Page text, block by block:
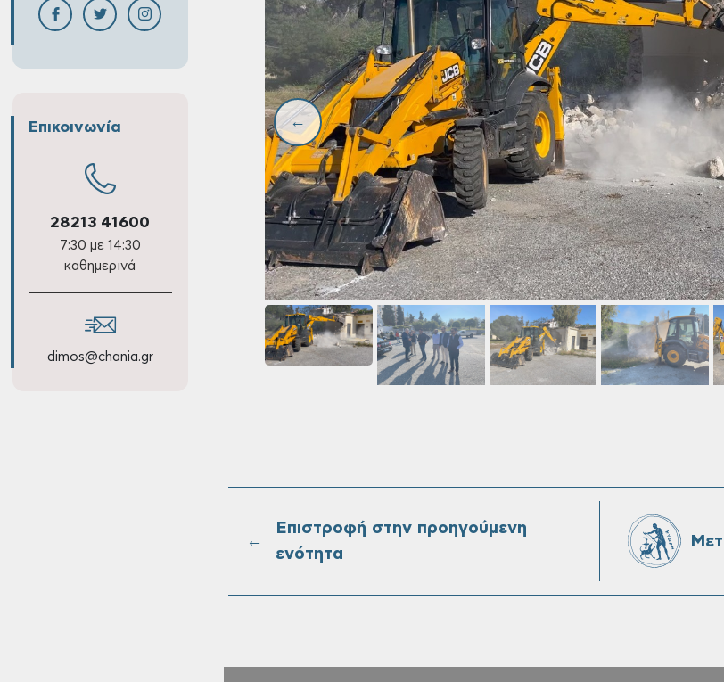
Επικοινωνία
28213 41600
7:30 με 14:30
καθημερινά
dimos@chania.gr
←
Επιστροφή στην προηγούμενη
ενότητα